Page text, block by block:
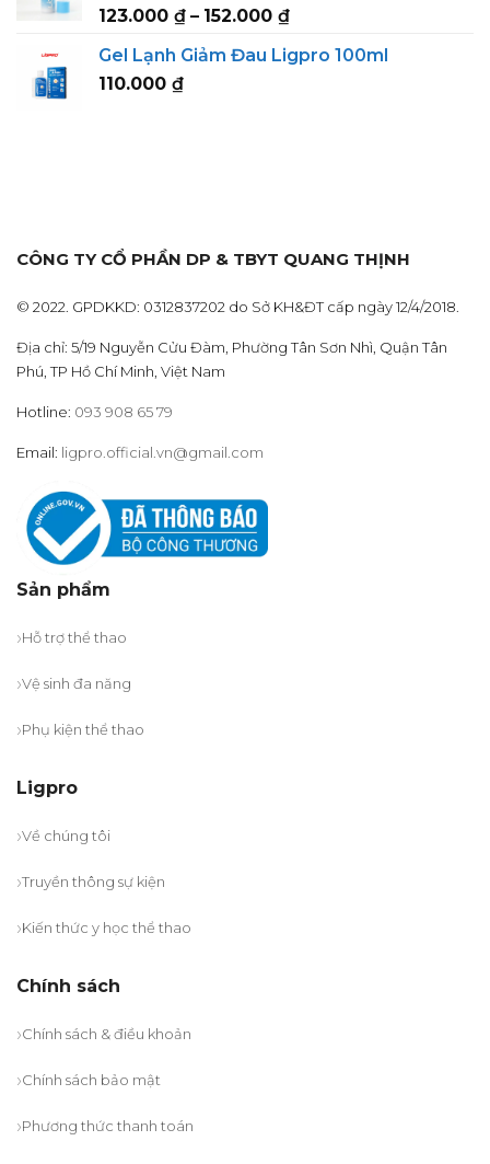
152.000 ₫
123.000 ₫ – 152.000 ₫Price
123.000 ₫
Gel Lạnh Giảm Đau Ligpro 100ml
110.000 ₫
CÔNG TY CỔ PHẦN DP & TBYT QUANG THỊNH
© 2022. GPDKKD: 0312837202 do Sở KH&ĐT cấp ngày 12/4/2018.
Địa chỉ: 5/19 Nguyễn Cửu Đàm, Phường Tân Sơn Nhì, Quận Tân
Phú, TP Hồ Chí Minh, Việt Nam
Hotline: 093 908 65 79
Email: ligpro.official.vn@gmail.com
Sản phẩm
Hỗ trợ thể thao
Vệ sinh đa năng
Phụ kiện thể thao
Ligpro
Về chúng tôi
Truyền thông sự kiện
Kiến thức y học thể thao
Chính sách
Chính sách & điều khoản
Chính sách bảo mật
Phương thức thanh toán